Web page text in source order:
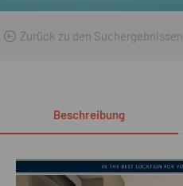
Zurück zu den Suchergebnissen
Beschreibung